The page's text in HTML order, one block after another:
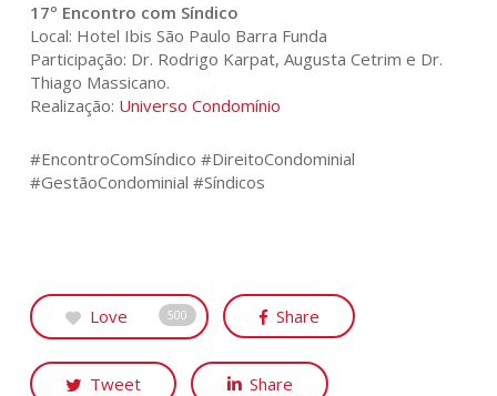
17º Encontro com Síndico
Local: Hotel Ibis São Paulo Barra Funda
Participação: Dr. Rodrigo Karpat, Augusta Cetrim e Dr.
Thiago Massicano.
Realização: Universo Condomínio
#EncontroComSíndico #DireitoCondominial
#GestãoCondominial #Síndicos
Love 500 Share
Tweet Share